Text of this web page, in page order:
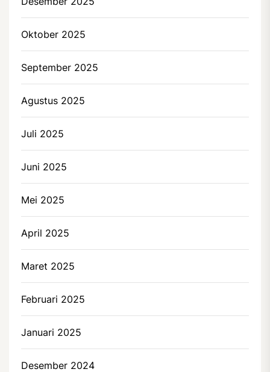
Oktober 2025
September 2025
Agustus 2025
Juli 2025
Juni 2025
Mei 2025
April 2025
Maret 2025
Februari 2025
Januari 2025
Desember 2024